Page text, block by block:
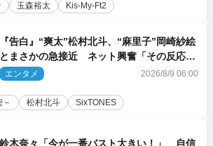
玉森裕太 Kis‐My‐Ft2
告白』“爽太”松村北斗、“麻里子”岡崎紗絵
まさかの急接近 ネット興奮「その反応
」「いいの!?」（ネタバレあり）
エンタメ 2026/8/9 06:00
松村北斗 SixTONES
鈴木奈々「今が一番バスト大きい！」 自信